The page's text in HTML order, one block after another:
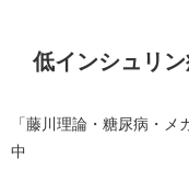
低インシュリ
「藤川理論・糖尿病・
中